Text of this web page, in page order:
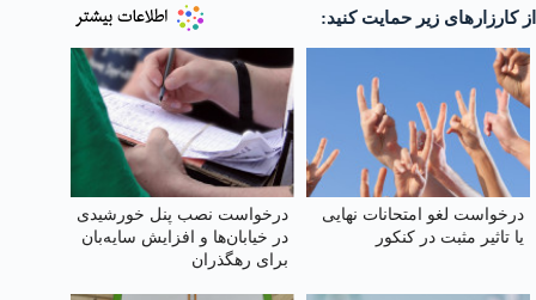
از کارزارهای زیر حمایت کنید:
درخواست لغو امتحانات نهایی
یا تاثیر مثبت در کنکور
درخواست نصب پنل خورشیدی
در خیابان‌ها و افزایش سایه‌بان
برای رهگذران